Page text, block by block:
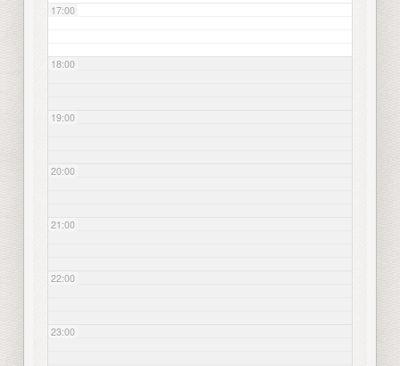
17:00
18:00
19:00
20:00
21:00
22:00
23:00